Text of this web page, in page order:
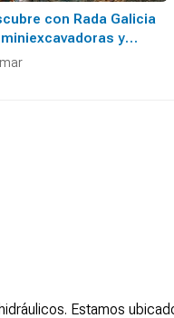
con Rada Galicia
y
de Yanmar
Estamos